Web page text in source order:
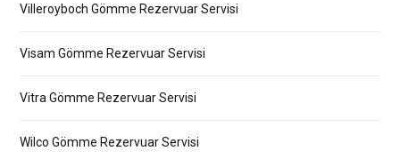
Villeroyboch Gömme Rezervuar Servisi
Visam Gömme Rezervuar Servisi
Vitra Gömme Rezervuar Servisi
Wilco Gömme Rezervuar Servisi